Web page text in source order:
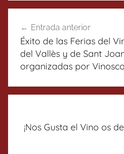
de
entradas
Entrada anterior
Éxito de las Ferias del
del Vallès y de Sant
organizadas por
¡Nos Gusta el Vino os